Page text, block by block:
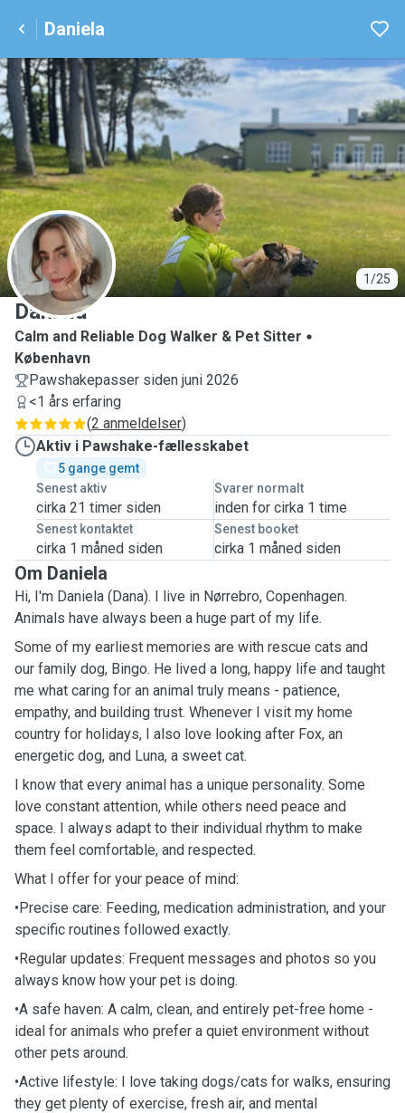
Daniela
1/25
D
Daniela
Calm and Reliable Dog Walker & Pet Sitter
København
Pawshakepasser siden juni 2026
<1 års erfaring
(2 anmeldelser)
Aktiv i Pawshake-fællesskabet
5 gange gemt
Senest aktiv
cirka 21 timer siden
Svarer normalt
inden for cirka 1 time
Senest kontaktet
cirka 1 måned siden
Senest booket
cirka 1 måned siden
Om Daniela
Hi, I'm Daniela (Dana). I live in Nørrebro, Copenhagen.
Animals have always been a huge part of my life.
Some of my earliest memories are with rescue cats and
our family dog, Bingo. He lived a long, happy life and taught
me what caring for an animal truly means - patience,
empathy, and building trust. Whenever I visit my home
country for holidays, I also love looking after Fox, an
energetic dog, and Luna, a sweet cat.
I know that every animal has a unique personality. Some
love constant attention, while others need peace and
space. I always adapt to their individual rhythm to make
them feel comfortable, and respected.
What I offer for your peace of mind:
•Precise care: Feeding, medication administration, and your
specific routines followed exactly.
•Regular updates: Frequent messages and photos so you
always know how your pet is doing.
•A safe haven: A calm, clean, and entirely pet-free home -
ideal for animals who prefer a quiet environment without
other pets around.
•Active lifestyle: I love taking dogs/cats for walks, ensuring
they get plenty of exercise, fresh air, and mental